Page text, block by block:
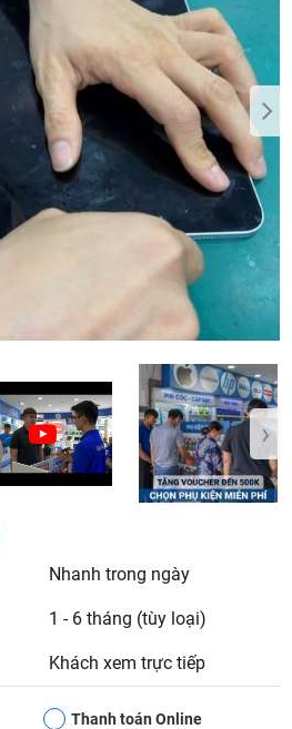
›
Nhanh trong ngày
1 - 6 tháng (tùy loại)
Khách xem trực tiếp
Thanh toán Online